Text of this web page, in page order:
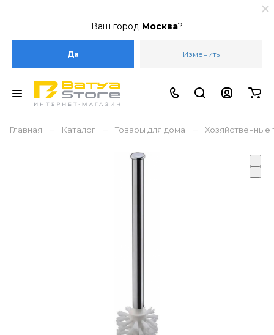
Ваш город Москва?
Да Изменить
Главная – Каталог – Товары для дома – Хозяйственные